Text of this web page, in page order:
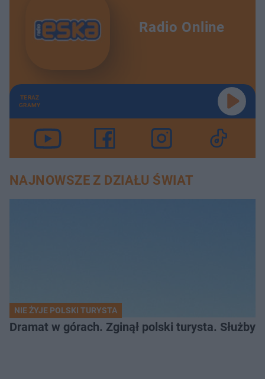
Radio Online
TERAZ
GRAMY
NAJNOWSZE Z DZIAŁU ŚWIAT
NIE ŻYJE POLSKI TURYSTA
Dramat w górach. Zginął polski turysta. Służby